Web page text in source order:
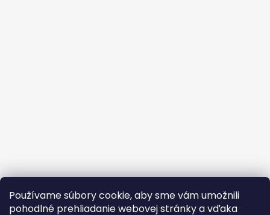
Používame súbory cookie, aby sme vám umožnili
pohodlné prehliadanie webovej stránky a vďaka